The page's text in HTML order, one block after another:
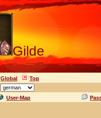
Gilde
Global Top
User-Map